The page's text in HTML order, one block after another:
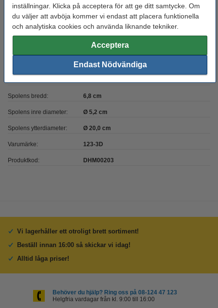
inställningar. Klicka på acceptera för att ge ditt samtycke. Om
du väljer att avböja kommer vi endast att placera funktionella
och analytiska cookies och använda liknande tekniker.
Acceptera
Endast Nödvändiga
Färg: Transparent Röd
Heated bed temp:
Material: PC
Max avvikelse: ± 0,05 mm
Spolens bredd: 6,8 cm
Spolens inre diameter: Ø 5,2 cm
Spolens ytterdiameter: Ø 20,0 cm
Varumärke: 123-3D
Produktkod: DHM00203
Vi lagerhåller ett otroligt brett sortiment!
Beställ innan 16:00 så skickar vi idag!
Alltid låga priser!
Behöver du hjälp? Ring oss på 08-124 47 123
Helgfria vardagar från kl. 9:00 till 16:00